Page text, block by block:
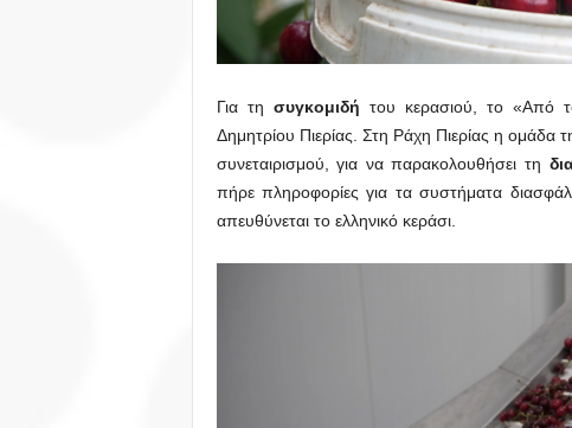
Για τη συγκομιδή του κερασιού, το «Από
Δημητρίου Πιερίας. Στη Ράχη Πιερίας η ομάδα
συνεταιρισμού, για να παρακολουθήσει τη
πήρε πληροφορίες για τα συστήματα
απευθύνεται το ελληνικό κεράσι.